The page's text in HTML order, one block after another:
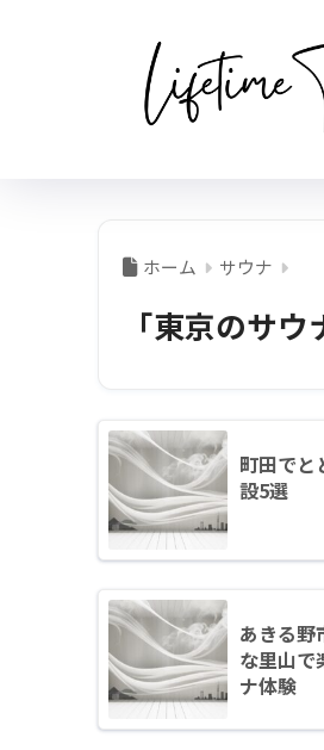
ホーム サウナ
「東京のサ
町田でと
設5選
あきる野
な里山で
ナ体験